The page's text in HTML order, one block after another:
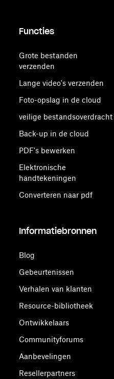
Functies
Grote bestanden
verzenden
Lange video's verzenden
Foto-opslag in de cloud
veilige bestandsoverdracht
Back-up in de cloud
PDF's bewerken
Elektronische
handtekeningen
Converteren naar pdf
Informatiebronnen
Blog
Gebeurtenissen
Verhalen van klanten
Resource-bibliotheek
Ontwikkelaars
Communityforums
Aanbevelingen
Resellerpartners